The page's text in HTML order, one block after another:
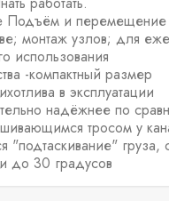
Подъём и перемещение
монтаж узлов; для
использования
-компактный размер
в эксплуатации
надёжнее по
тросом у
"подтаскивание" груза,
до 30 градусов